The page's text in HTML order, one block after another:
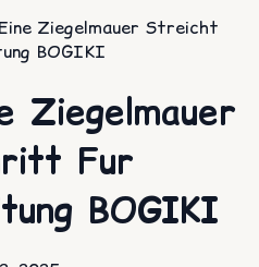
Ziegelmauer Streicht
BOGIKI
Ziegelmauer
Fur
BOGIKI